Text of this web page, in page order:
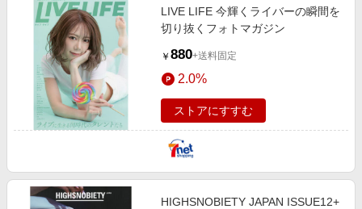
LIVE LIFE 今輝くライバーの瞬間を
切り抜くフォトマガジン
￥ 880+送料固定
2.0%
ストアにすすむ
HIGHSNOBIETY JAPAN ISSUE12+